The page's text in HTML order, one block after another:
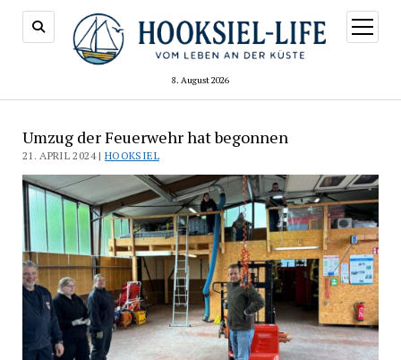
8. August 2026
Menü
öffnen
Umzug der Feuerwehr hat begonnen
21. APRIL 2024 |HOOKSIEL